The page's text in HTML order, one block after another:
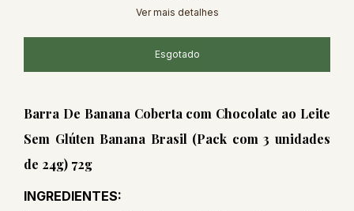
Ver mais detalhes
Barra De Banana Coberta com Chocolate ao Leite
Sem Glúten Banana Brasil (Pack com 3 unidades
de 24g) 72g
INGREDIENTES: